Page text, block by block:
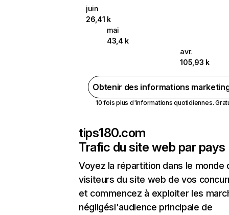
juin
26,41 k
mai
43,4 k
avr.
105,93 k
Obtenir des informations
10 fois plus d'informations quotidiennes.
tips180.com
Trafic du site web par pays
Voyez la répartition dans le monde
visiteurs du site web de vos
et commencez à exploiter les
négligésl'audience principale de